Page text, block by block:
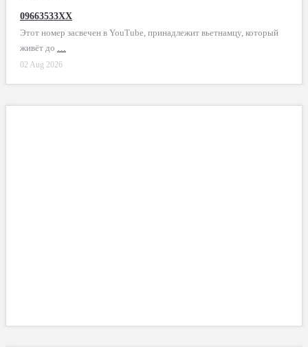
09663533XX
Этот номер засвечен в YouTube, принадлежит вьетнамцу, который
живёт до …
02 Aug 2026